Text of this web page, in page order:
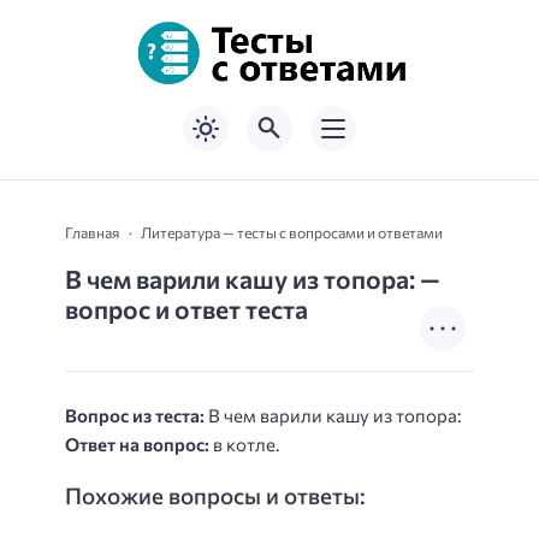
Главная Литература — тесты с вопросами и ответами
В чем варили кашу из топора: —
вопрос и ответ теста
Вопрос из теста: В чем варили кашу из топора:
Ответ на вопрос: в котле.
Похожие вопросы и ответы: